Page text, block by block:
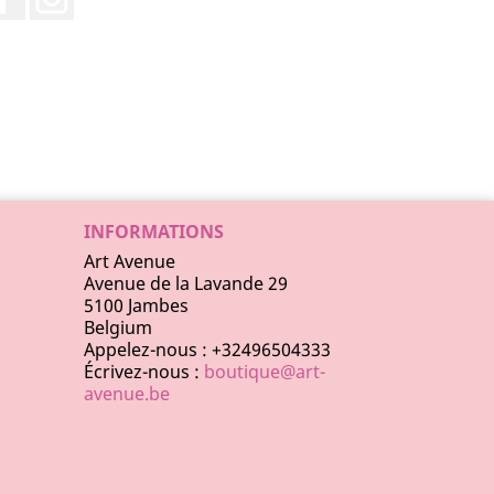
INFORMATIONS
Art Avenue
Avenue de la Lavande 29
5100 Jambes
Belgium
Appelez-nous : +32496504333
Écrivez-nous : boutique@art-
avenue.be